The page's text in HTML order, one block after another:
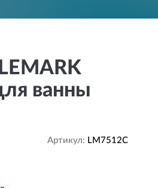
ванны
Артикул: LM7512C